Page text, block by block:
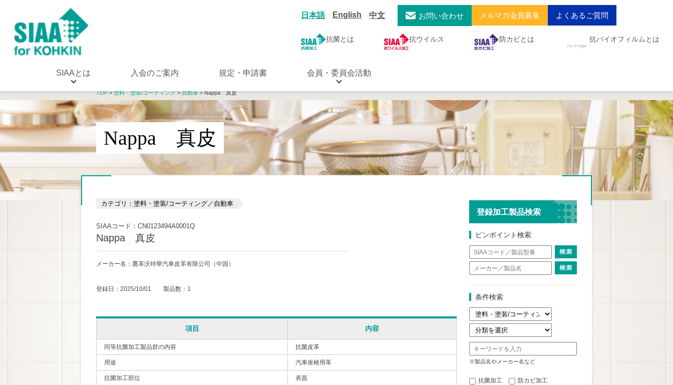
日本語 English 中文 お問い合わせ メルマガ会員募集 よくあるご質問
抗菌とは 抗ウイルス 防カビとは 抗バイオフィルムとは
SIAAとは 入会のご案内 規定・申請書 会員・委員会活動
TOP>塗料・塗装/コーティング>自動車> Nappa 真皮
Nappa 真皮
カテゴリ：塗料・塗装/コーティング／自動車
SIAAコード：CN0123494A0001Q
Nappa 真皮
メーカー名：鷹革沃特華汽車皮革有限公司（中国）
登録日：2025/10/01 製品数：1
項目 内容
同等抗菌加工製品群の内容 抗菌皮革
用途 汽車座椅用革
抗菌加工部位 表面
登録加工製品検索
ピンポイント検索
条件検索
※製品名やメーカー名など
抗菌加工
防カビ加工